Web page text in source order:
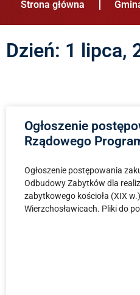
Strona główna
Dzień: 1 lipca,
Ogłoszenie
Rządowego
Ogłoszenie postępowania
Odbudowy Zabytków dla
zabytkowego kościoła (XIX
Wierzchosławicach. Pliki do